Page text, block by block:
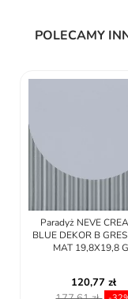
POLECAMY
Paradyż NEVE
BLUE DEKOR B
MAT 19,8X19,8
120,77 zł